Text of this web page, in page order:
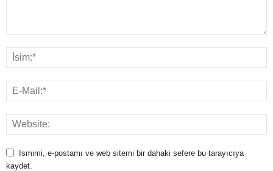
Ismimi, e-postamı ve web sitemi bir dahaki sefere bu tarayıcıya
kaydet.